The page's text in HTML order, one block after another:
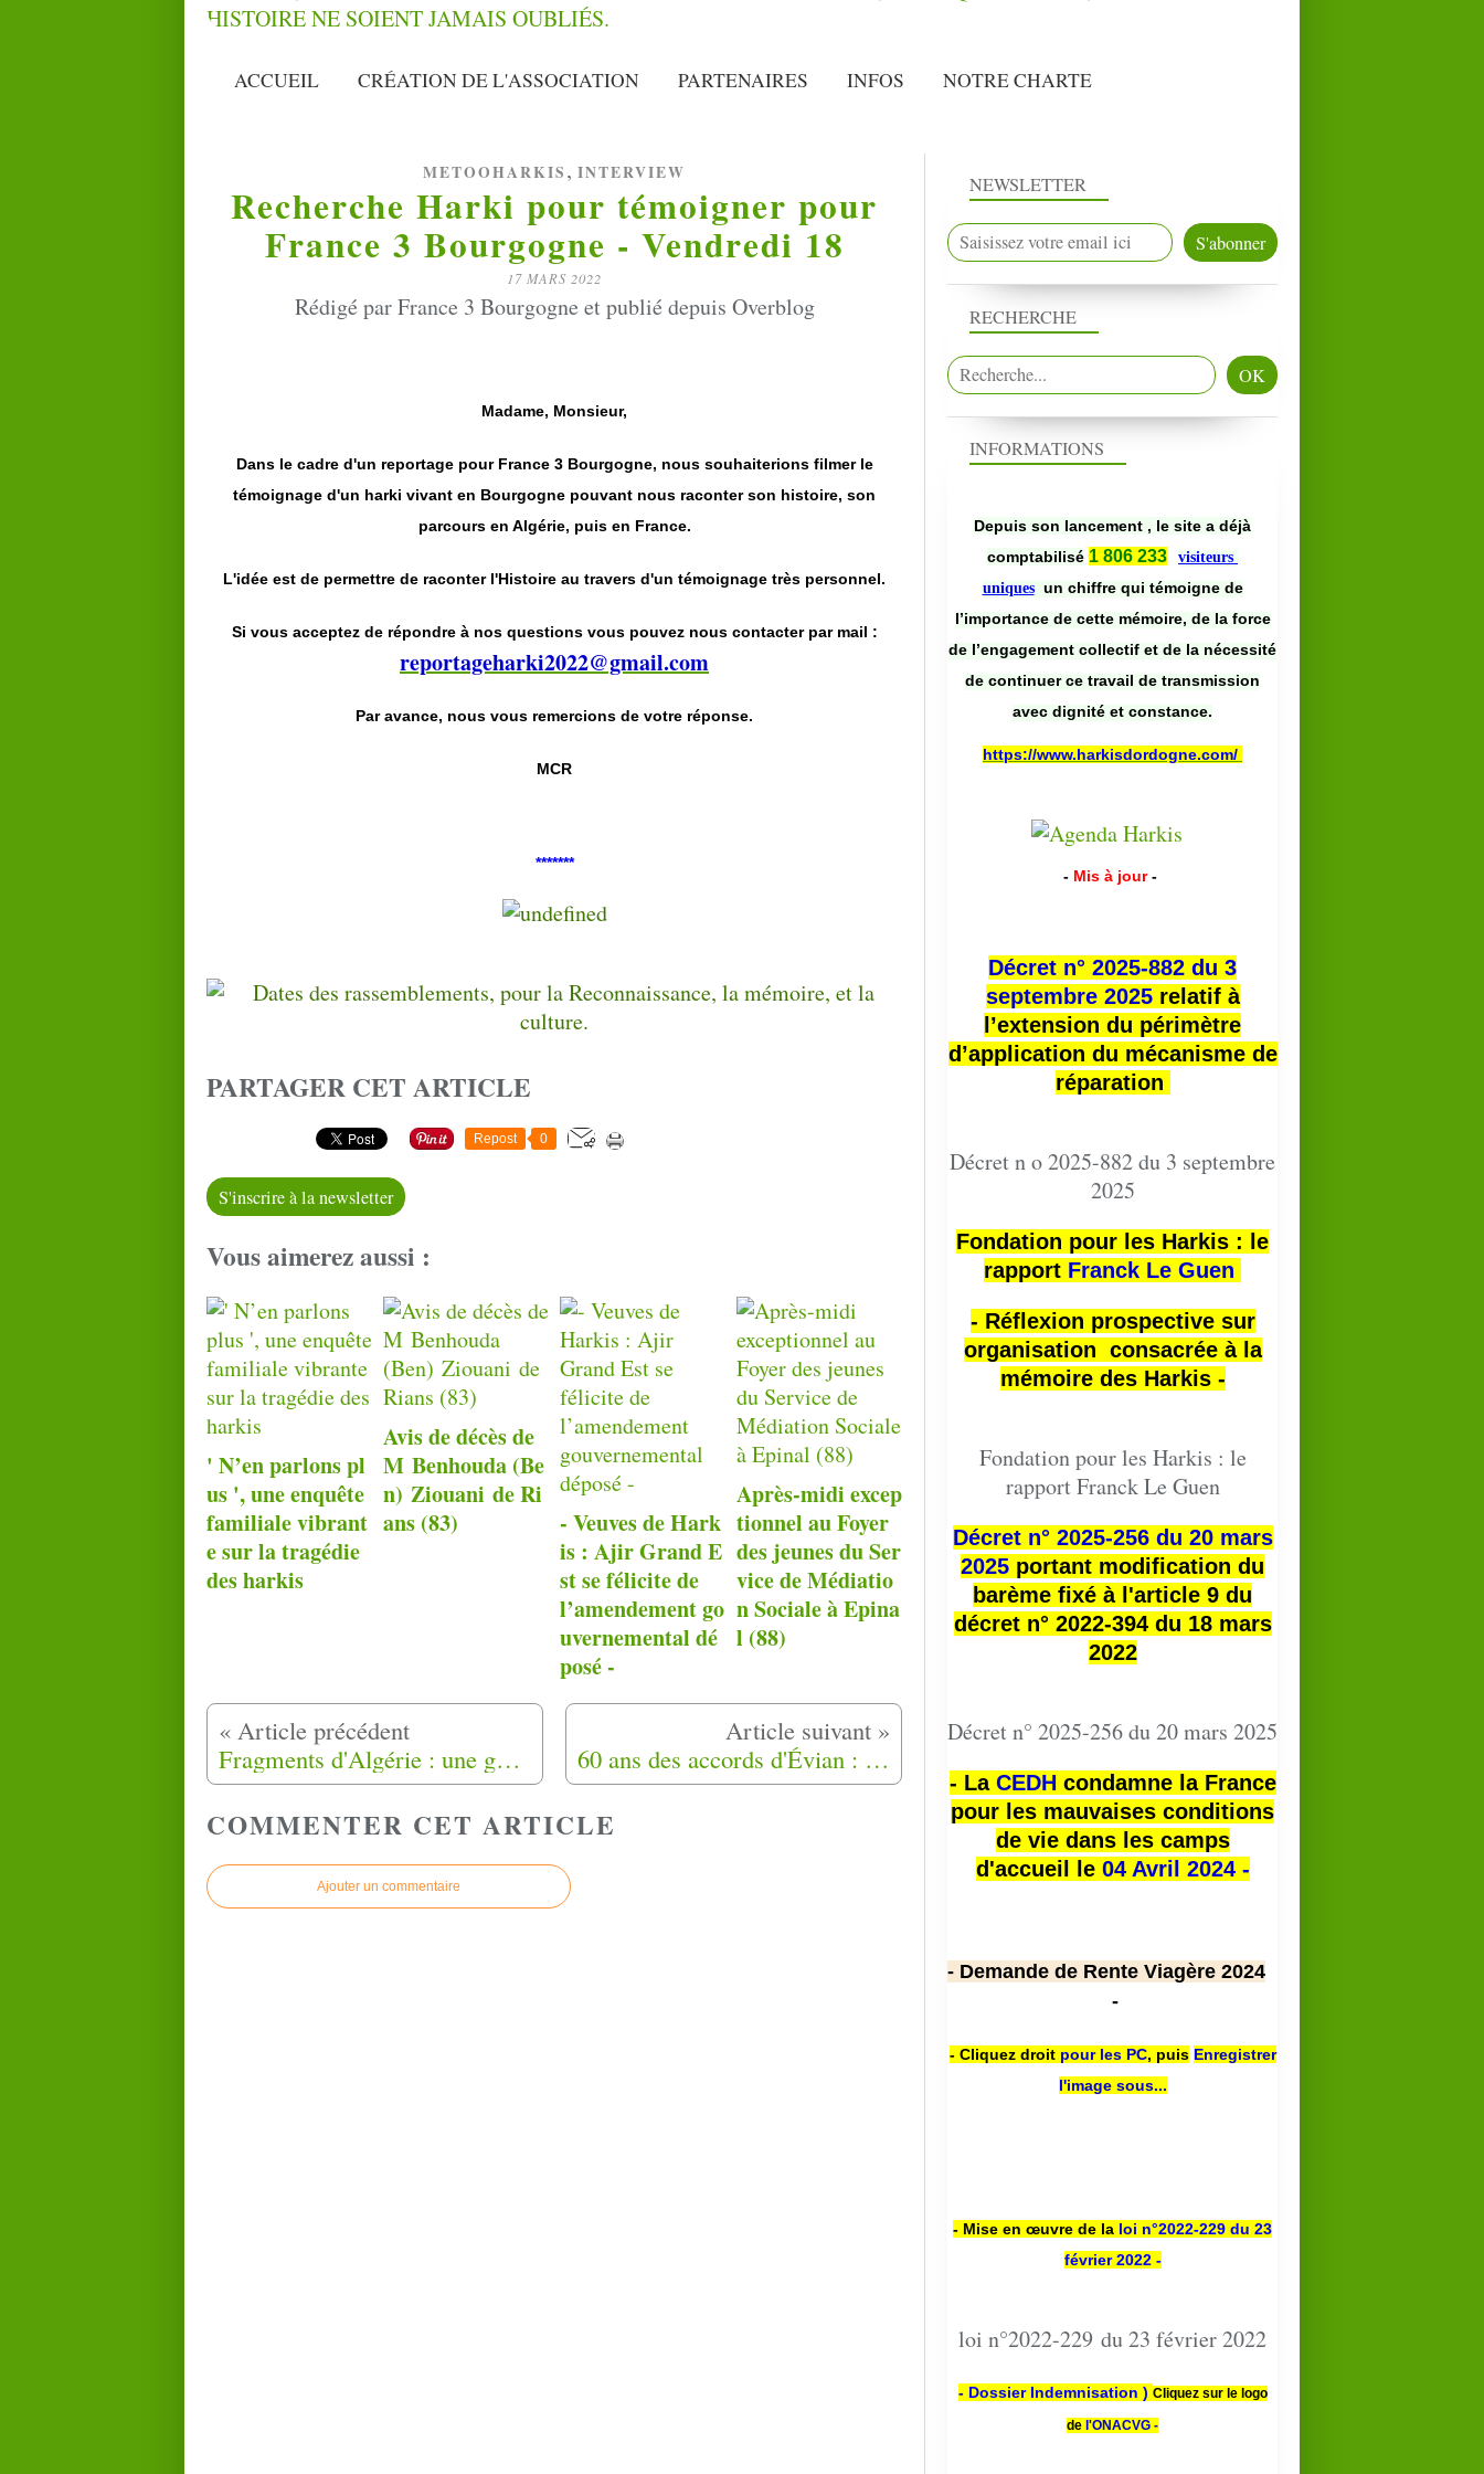
ACCUEIL CRÉATION DE L'ASSOCIATION PARTENAIRES INFOS NOTRE CHARTE
METOOHARKIS , INTERVIEW
Recherche Harki pour témoigner pour
France 3 Bourgogne - Vendredi 18
17 MARS 2022
Rédigé par France 3 Bourgogne et publié depuis Overblog
Madame, Monsieur,
Dans le cadre d'un reportage pour France 3 Bourgogne, nous souhaiterions filmer le
témoignage d'un harki vivant en Bourgogne pouvant nous raconter son histoire, son
parcours en Algérie, puis en France.
L'idée est de permettre de raconter l'Histoire au travers d'un témoignage très personnel.
Si vous acceptez de répondre à nos questions vous pouvez nous contacter par mail :
reportageharki2022@gmail.com
Par avance, nous vous remercions de votre réponse.
MCR
*******
PARTAGER CET ARTICLE
Repost 0
S'inscrire à la newsletter
Vous aimerez aussi :
' N’en parlons pl
us ', une enquête
familiale vibrant
e sur la tragédie
des harkis
Avis de décès de
M Benhouda (Be
n) Ziouani de Ri
ans (83)
- Veuves de Hark
is : Ajir Grand E
st se félicite de
l’amendement go
uvernemental dé
posé -
Après-midi excep
tionnel au Foyer
des jeunes du Ser
vice de Médiatio
n Sociale à Epina
l (88)
Fragments d'Algérie : une guerre d'amnésie . Abdallah - Je ne me sens ni Français, ni Algérien 60 ans des accords d'Évian : les harkis demandent la reconnaissance de la cité de l'Herveline à Semoy (45)
COMMENTER CET ARTICLE
Ajouter un commentaire
NEWSLETTER
RECHERCHE
INFORMATIONS
Depuis son lancement , le site a déjà
comptabilisé 1 806 233
visiteurs
uniques un chiffre qui témoigne de
l’importance de cette mémoire, de la force
de l’engagement collectif et de la nécessité
de continuer ce travail de transmission
avec dignité et constance.
https://www.harkisdordogne.com/
- Mis à jour -
Décret n° 2025-882 du 3
septembre 2025relatif à
l’extension du périmètre
d’application du mécanisme de
réparation
Décret n o 2025-882 du 3 septembre
2025
Fondation pour les Harkis : le
rapport Franck Le Guen
- Réflexion prospective sur
organisation consacrée à la
mémoire des Harkis -
Fondation pour les Harkis : le
rapport Franck Le Guen
Décret n° 2025-256 du 20 mars
2025 portant modification du
barème fixé à l'article 9 du
décret n° 2022-394 du 18 mars
2022
Décret n° 2025-256 du 20 mars 2025
- La CEDHcondamne la France
pour les mauvaises conditions
de vie dans les camps
d'accueil le 04 Avril 2024 -
- Demande de Rente Viagère 2024
-
- Cliquez droit pour les PC, puis Enregistrer
l'image sous...
- Mise en œuvre de la loi n°2022-229 du 23
février 2022 -
loi n°2022-229 du 23 février 2022
- Dossier Indemnisation ) Cliquez sur le logo
de l'ONACVG -